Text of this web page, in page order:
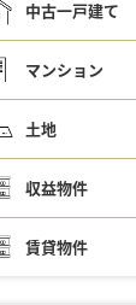
中古一戸建て
マンション
土地
収益物件
賃貸物件